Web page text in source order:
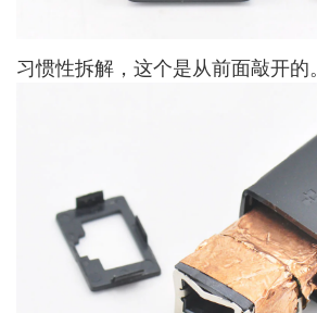
习惯性拆解，这个是从前面敲开的。